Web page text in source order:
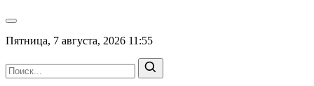
Пятница, 7 августа, 2026 11:55